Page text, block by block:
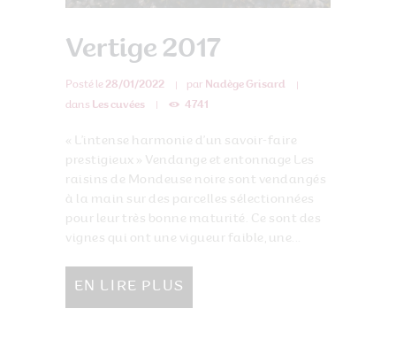
Vertige 2017
Posté le 28/01/2022 par Nadège Grisard
dans Les cuvées 4741
« L’intense harmonie d’un savoir-faire
prestigieux » Vendange et entonnage Les
raisins de Mondeuse noire sont vendangés
à la main sur des parcelles sélectionnées
pour leur très bonne maturité. Ce sont des
vignes qui ont une vigueur faible, une...
EN LIRE PLUS